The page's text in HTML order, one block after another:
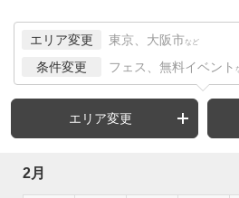
エリア変更 東京、大阪市 など
条件変更 フェス、無料イベント
エリア変更
2月